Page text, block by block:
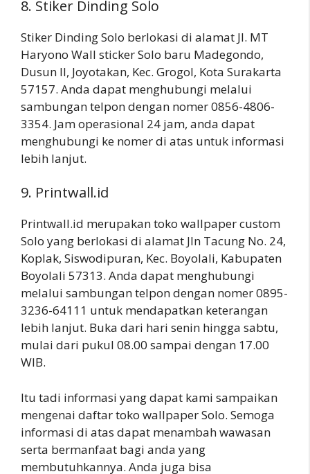
8. Stiker Dinding Solo
Stiker Dinding Solo berlokasi di alamat Jl. MT
Haryono Wall sticker Solo baru Madegondo,
Dusun II, Joyotakan, Kec. Grogol, Kota Surakarta
57157. Anda dapat menghubungi melalui
sambungan telpon dengan nomer 0856-4806-
3354. Jam operasional 24 jam, anda dapat
menghubungi ke nomer di atas untuk informasi
lebih lanjut.
9. Printwall.id
Printwall.id merupakan toko wallpaper custom
Solo yang berlokasi di alamat Jln Tacung No. 24,
Koplak, Siswodipuran, Kec. Boyolali, Kabupaten
Boyolali 57313. Anda dapat menghubungi
melalui sambungan telpon dengan nomer 0895-
3236-64111 untuk mendapatkan keterangan
lebih lanjut. Buka dari hari senin hingga sabtu,
mulai dari pukul 08.00 sampai dengan 17.00
WIB.
Itu tadi informasi yang dapat kami sampaikan
mengenai daftar toko wallpaper Solo. Semoga
informasi di atas dapat menambah wawasan
serta bermanfaat bagi anda yang
membutuhkannya. Anda juga bisa